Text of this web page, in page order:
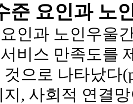
준 요인과 노
인과 노인우울
비스 만족도를
으로 나타났다
지, 사회적 연결